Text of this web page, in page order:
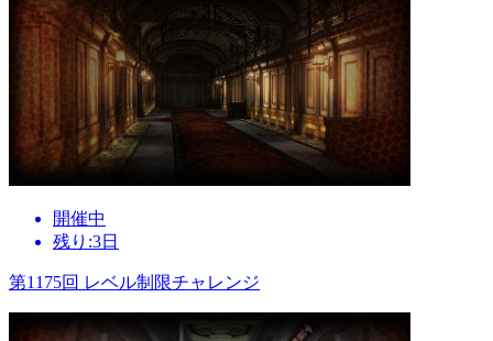
開催中
残り:3日
第1175回 レベル制限チャレンジ